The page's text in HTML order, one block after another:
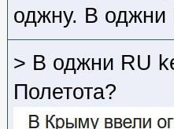
оджну. В
> В оджни RU
Полетота?